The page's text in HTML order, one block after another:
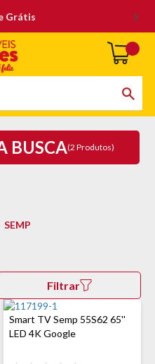
Grátis
BUSCA(2 Produtos)
SEMP
Filtrar
Smart TV Semp 55S62 65''
LED 4K Google